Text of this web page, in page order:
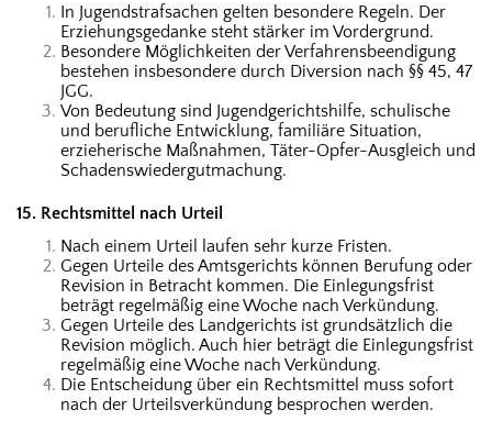
In Jugendstrafsachen gelten besondere Regeln. Der
Erziehungsgedanke steht stärker im Vordergrund.
Besondere Möglichkeiten der Verfahrensbeendigung
bestehen insbesondere durch Diversion nach §§ 45, 47
JGG.
Von Bedeutung sind Jugendgerichtshilfe, schulische
und berufliche Entwicklung, familiäre Situation,
erzieherische Maßnahmen, Täter-Opfer-Ausgleich und
Schadenswiedergutmachung.
15. Rechtsmittel nach Urteil
Nach einem Urteil laufen sehr kurze Fristen.
Gegen Urteile des Amtsgerichts können Berufung oder
Revision in Betracht kommen. Die Einlegungsfrist
beträgt regelmäßig eine Woche nach Verkündung.
Gegen Urteile des Landgerichts ist grundsätzlich die
Revision möglich. Auch hier beträgt die Einlegungsfrist
regelmäßig eine Woche nach Verkündung.
Die Entscheidung über ein Rechtsmittel muss sofort
nach der Urteilsverkündung besprochen werden.